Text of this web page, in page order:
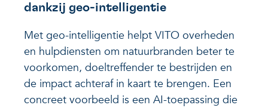
dankzij geo-intelligentie
Met geo-intelligentie helpt VITO overheden
en hulpdiensten om natuurbranden beter te
voorkomen, doeltreffender te bestrijden en
de impact achteraf in kaart te brengen. Een
concreet voorbeeld is een AI-toepassing die